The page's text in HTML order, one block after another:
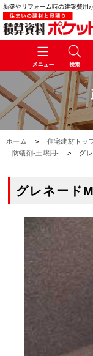
新築やリフォーム時の建築費用
ホーム > 住宅建材トッ
防蟻剤-土壌用-
> グ
グレネード